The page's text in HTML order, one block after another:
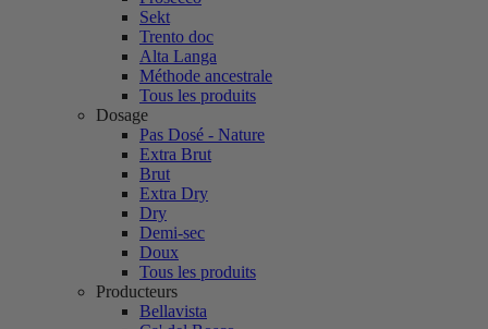
Sekt
Trento doc
Alta Langa
Méthode ancestrale
Tous les produits
Dosage
Pas Dosé - Nature
Extra Brut
Brut
Extra Dry
Dry
Demi-sec
Doux
Tous les produits
Producteurs
Bellavista